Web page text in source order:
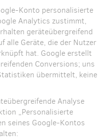
Konto personalisierte
Analytics zustimmt,
geräteübergreifend
alle Geräte, die der Nutzer
hat. Google erstellt
Conversions; uns
übermittelt, keine
Analyse
„Personalisierte
seines Google-Kontos